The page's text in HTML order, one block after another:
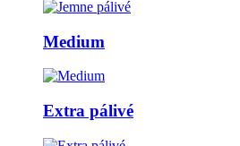
Medium
Extra pálivé